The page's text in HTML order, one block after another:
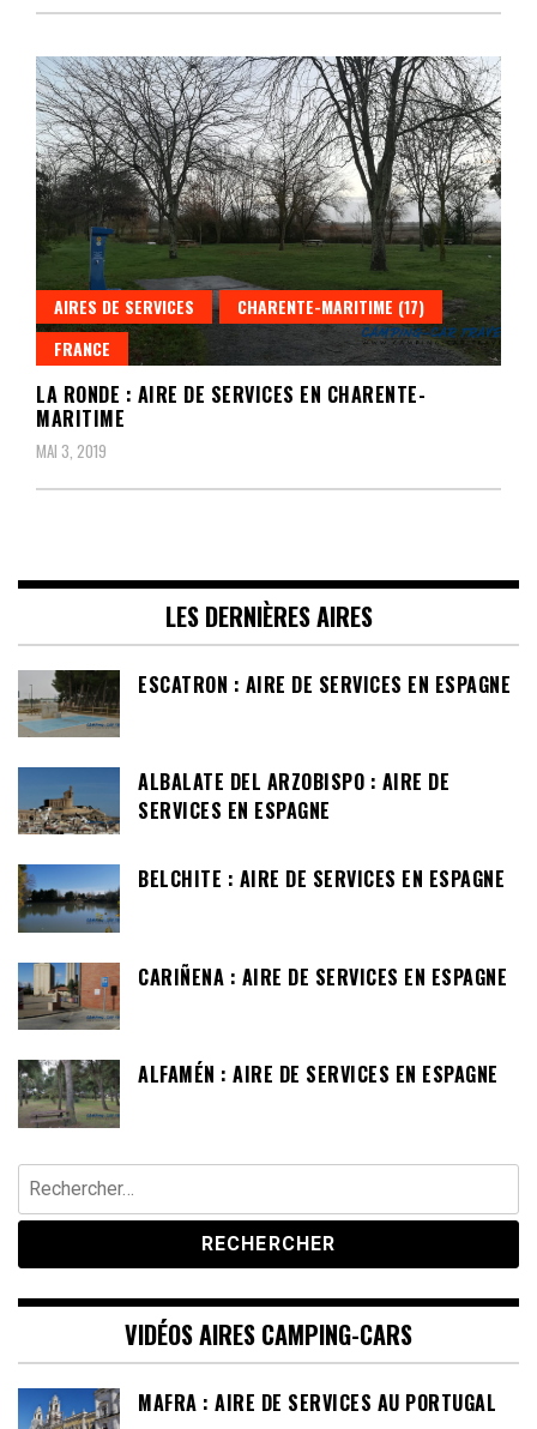
AIRES DE SERVICES
CHARENTE-MARITIME (17)
FRANCE
LA RONDE : AIRE DE SERVICES EN CHARENTE-
MARITIME
MAI 3, 2019
LES DERNIÈRES AIRES
ESCATRON : AIRE DE SERVICES EN ESPAGNE
ALBALATE DEL ARZOBISPO : AIRE DE
SERVICES EN ESPAGNE
BELCHITE : AIRE DE SERVICES EN ESPAGNE
CARIÑENA : AIRE DE SERVICES EN ESPAGNE
ALFAMÉN : AIRE DE SERVICES EN ESPAGNE
Rechercher :
VIDÉOS AIRES CAMPING-CARS
MAFRA : AIRE DE SERVICES AU PORTUGAL